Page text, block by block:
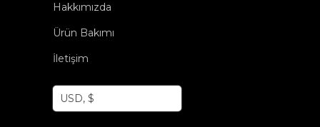
Hakkımızda
Ürün Bakımı
İletişim
USD, $